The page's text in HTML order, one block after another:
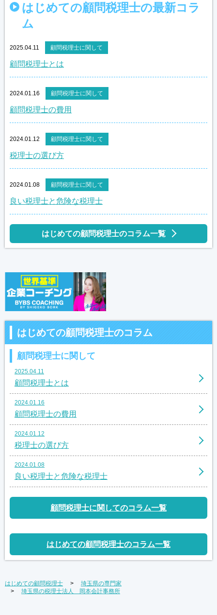
はじめての顧問税理士の最新コラ
ム
2025.04.11 顧問税理士に関して
顧問税理士とは
2024.01.16 顧問税理士に関して
顧問税理士の費用
2024.01.12 顧問税理士に関して
税理士の選び方
2024.01.08 顧問税理士に関して
良い税理士と危険な税理士
はじめての顧問税理士のコラム一覧
はじめての顧問税理士のコラム
顧問税理士に関して
2025.04.11
顧問税理士とは
2024.01.16
顧問税理士の費用
2024.01.12
税理士の選び方
2024.01.08
良い税理士と危険な税理士
顧問税理士に関してのコラム一覧
はじめての顧問税理士のコラム一覧
はじめての顧問税理士
埼玉県の専門家
埼玉県の税理士法人 岡本会計事務所